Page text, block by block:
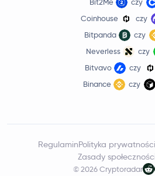
Bit2Me
czy
Coinhouse
czy
Bitpanda
czy
Neverless
czy
Bitvavo
czy
Binance
czy
© 2026 Cryptoradar
RegulaminPolityka prywatności
Zasady społeczności